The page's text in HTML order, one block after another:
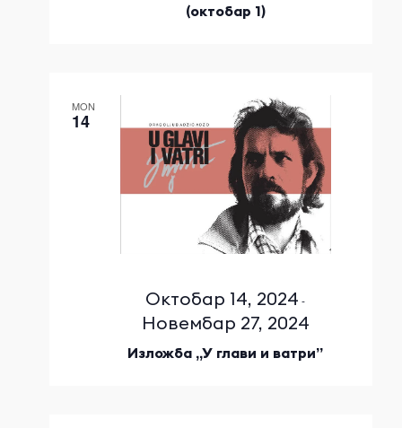
(октобар 1)
MON
14
Изложба „У глави и ватри”
Октобар 14, 2024 -
Новембар 27, 2024